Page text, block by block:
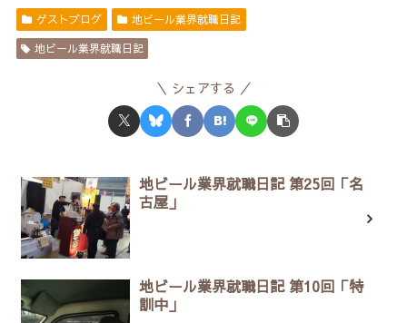
ゲストブログ
地ビール業界就職日記
地ビール業界就職日記
シェアする
地ビール業界就職日記 第25回「名
古屋」
地ビール業界就職日記 第10回「特
訓中」